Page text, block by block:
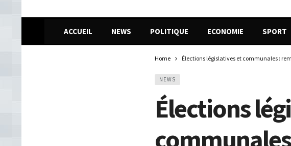
ACCUEIL NEWS POLITIQUE ECONOMIE SPORT
Home Élections législatives et communales :
NEWS
Élections